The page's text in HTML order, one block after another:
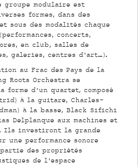
groupe modulaire est
formes, dans des
sous des modalités chaque
concerts,
en club, salles de
galeries, centres d’art…).
au Frac des Pays de la
Roots Orchestra se
forme d’un quartet, composé
à la guitare, Charles-
à la basse, Black Sifichi
Delplanque aux machines et
Ils investiront la grande
une performance sonore
des propriétés
de l’espace